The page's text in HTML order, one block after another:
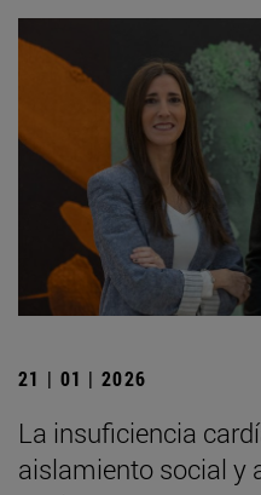
21 | 01 | 2026
La insuficiencia
aislamiento social y